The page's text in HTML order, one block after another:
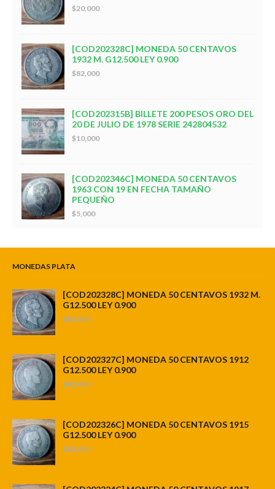
$20,000
[COD202328C] MONEDA 50 CENTAVOS
1932 M. G12.500 LEY 0.900
$82,000
[COD202315B] BILLETE 200 PESOS ORO DEL
20 DE JULIO DE 1978 SERIE 242804532
$10,000
[COD202346C] MONEDA 50 CENTAVOS
1963 CON 19 EN FECHA TAMAÑO
PEQUEÑO
$5,000
MONEDAS PLATA
[COD202328C] MONEDA 50 CENTAVOS 1932 M.
G12.500 LEY 0.900
$82,000
[COD202327C] MONEDA 50 CENTAVOS 1912
G12.500 LEY 0.900
$82,000
[COD202326C] MONEDA 50 CENTAVOS 1915
G12.500 LEY 0.900
$82,000